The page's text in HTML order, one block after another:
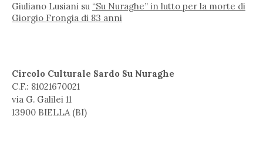
Giuliano Lusiani su “Su Nuraghe” in lutto per la morte di
Giorgio Frongia di 83 anni
Circolo Culturale Sardo Su Nuraghe
C.F.: 81021670021
via G. Galilei 11
13900 BIELLA (BI)